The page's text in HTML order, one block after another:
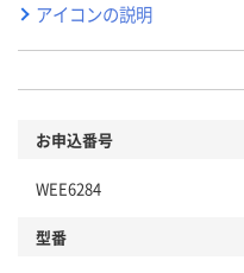
アイコンの説明
お申込番号
WEE6284
型番